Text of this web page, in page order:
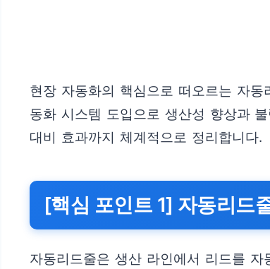
현장 자동화의 핵심으로 떠오르는 자
동화 시스템 도입으로 생산성 향상과
대비 효과까지 체계적으로 정리합니다.
[핵심 포인트 1] 자동리드
자동리드줄은 생산 라인에서 리드를